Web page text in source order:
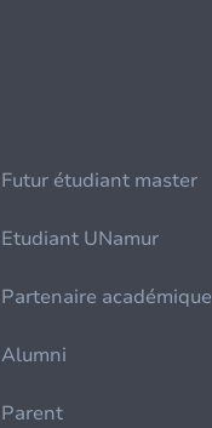
Futur étudiant master
Etudiant UNamur
Partenaire académique
Alumni
Parent